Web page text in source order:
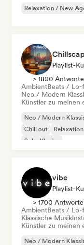
Relaxation / New
Playlist-
> 1800
AmbientBeats / Lo-
Neo / Modern
Künstler zu meinen
Neo / Modern
Chill out
Solo-Klavier
vibe
Playlist-
> 1700
AmbientBeats / Lo-
Klassische Musik
Künstler zu meinen
Neo / Modern